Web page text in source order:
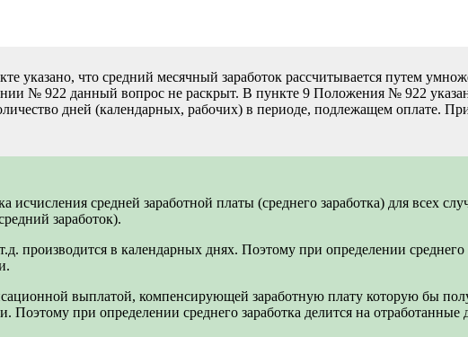
указано, что средний месячный заработок рассчитывается путем
№ 922 данный вопрос не раскрыт. В пункте 9 Положения № 922
дней (календарных, рабочих) в периоде, подлежащем оплате.
средней заработной платы (среднего заработка) для всех
заработок).
производится в календарных днях. Поэтому при определении
выплатой, компенсирующей заработную плату которую бы
Поэтому при определении среднего заработка делится на